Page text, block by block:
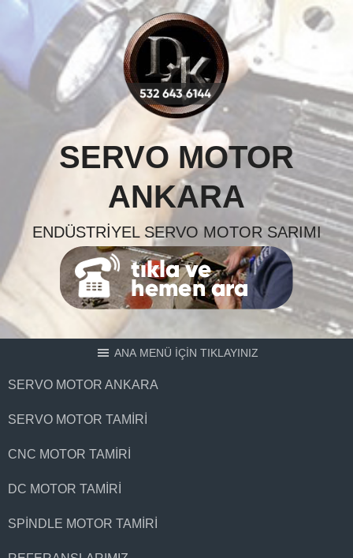
Skip
content
SERVO MOTOR
ANKARA
ENDÜSTRIYEL SERVO MOTOR SARIMI
ANA MENÜ İÇİN TIKLAYINIZ
SERVO MOTOR ANKARA
SERVO MOTOR TAMIRI
CNC MOTOR TAMIRI
DC MOTOR TAMIRI
SPINDLE MOTOR TAMIRI